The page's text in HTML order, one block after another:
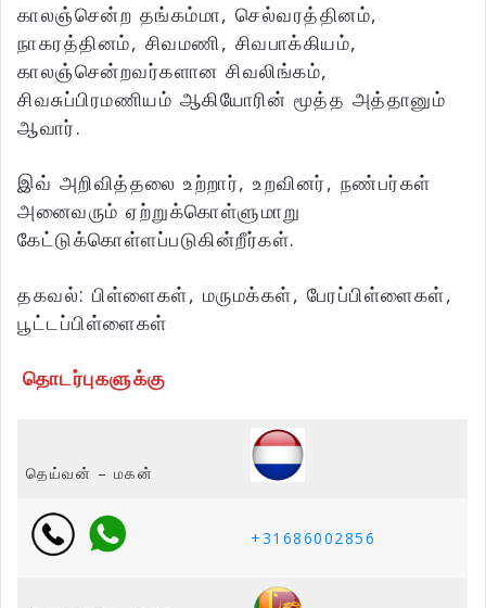
காலஞ்சென்ற தங்கம்மா, செல்வரத்தினம்,
நாகரத்தினம், சிவமணி, சிவபாக்கியம்,
காலஞ்சென்றவர்களான சிவலிங்கம்,
சிவசுப்பிரமணியம் ஆகியோரின் மூத்த அத்தானும்
ஆவார்.
இவ் அறிவித்தலை உற்றார், உறவினர், நண்பர்கள்
அனைவரும் ஏற்றுக்கொள்ளுமாறு
கேட்டுக்கொள்ளப்படுகின்றீர்கள்.
தகவல்: பிள்ளைகள், மருமக்கள், பேரப்பிள்ளைகள்,
பூட்டப்பிள்ளைகள்
தொடர்புகளுக்கு
தெய்வன் – மகன்
+31686002856